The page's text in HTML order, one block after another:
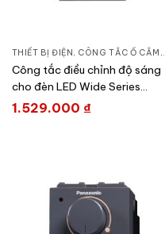
THIẾT BỊ ĐIỆN , CÔNG TẮC Ổ CẮM ,
Công tắc điều chỉnh độ sáng
cho đèn LED Wide Series
Panasonic WEF5791501H-VN
1.529.000 ₫